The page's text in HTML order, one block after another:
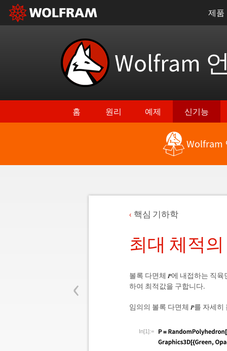
제품
Wolfram
홈 원리 예제 신기능
Wolfram
‹
핵심 기하학
최대 체적
볼록 다면체
에 내접하는 직육
하여 최적값을 구합니다.
임의의 볼록 다면체 를 자세히
In[1]:=